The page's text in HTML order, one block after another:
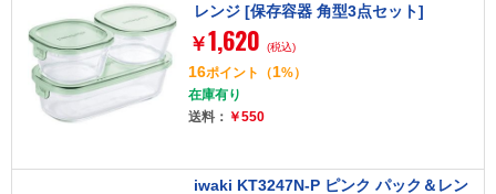
レンジ [保存容器 角型3点セット]
￥1,620 (税込)
16ポイント （1%）
在庫有り
送料： ￥550
iwaki KT3247N-P ピンク パック＆レン